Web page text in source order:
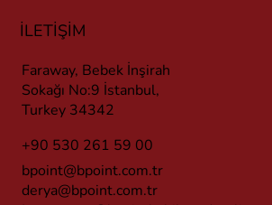
İLETİŞİM
Faraway, Bebek İnşirah
Sokağı No:9 İstanbul,
Turkey 34342
+90 530 261 59 00
bpoint@bpoint.com.tr
derya@bpoint.com.tr